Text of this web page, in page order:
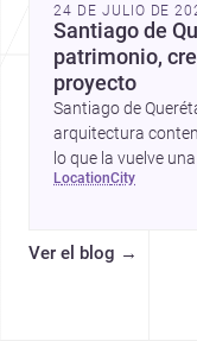
24 DE JULIO DE
Santiago de
patrimonio,
proyecto
Santiago de
arquitectura
lo que la vuelve
arquitectos y
location city
Ver el blog →